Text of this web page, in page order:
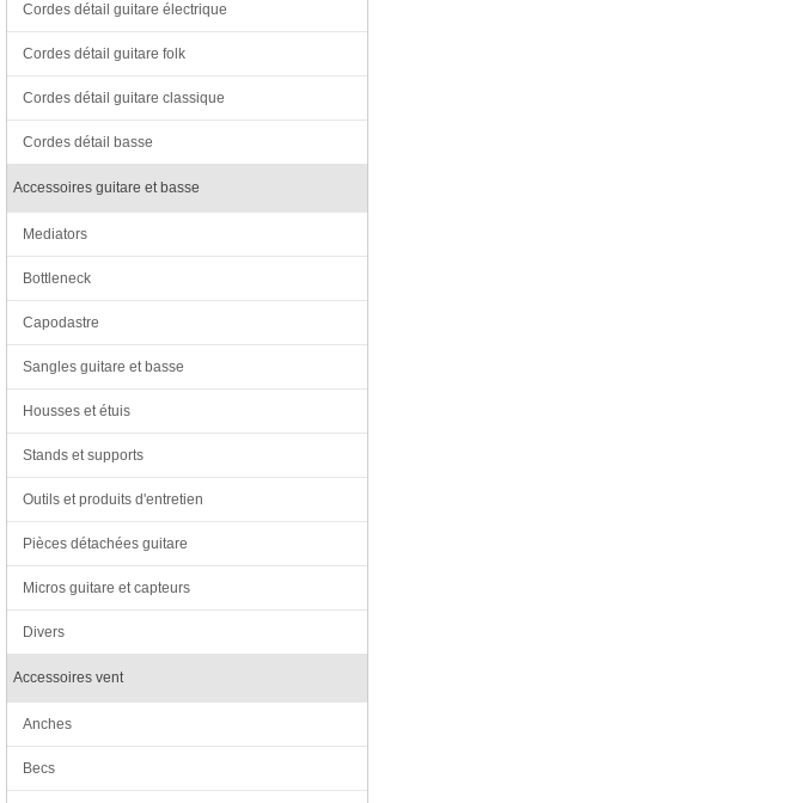
Cordes détail guitare électrique
Cordes détail guitare folk
Cordes détail guitare classique
Cordes détail basse
Accessoires guitare et basse
Mediators
Bottleneck
Capodastre
Sangles guitare et basse
Housses et étuis
Stands et supports
Outils et produits d'entretien
Pièces détachées guitare
Micros guitare et capteurs
Divers
Accessoires vent
Anches
Becs